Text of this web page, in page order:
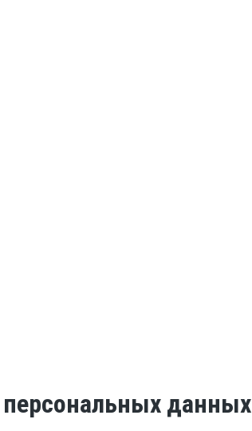
персональных данных